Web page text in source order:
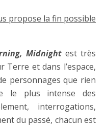
propose la fin possible
Midnightest très
Terre et dans l’espace,
personnages que rien
le plus intense des
interrogations,
du passé, chacun est